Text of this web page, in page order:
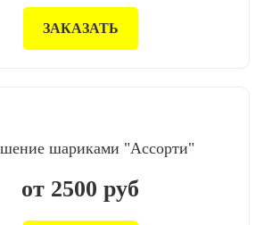
ЗАКАЗАТЬ
шариками "Ассорти"
от 2500 руб